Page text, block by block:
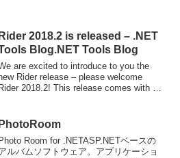
Rider 2018.2 is released – .NET
Blog.NET Tools Blog
are excited to introduce to you the
Rider release – please welcome
Rider 2018.2! This release comes with a
PhotoRoom
Photo Room for .NETASP.NETベースの
ルバムソフトウェア。アプリケーショ